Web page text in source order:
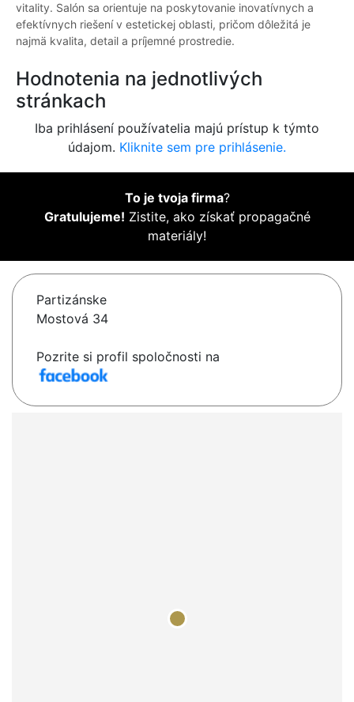
vitality. Salón sa orientuje na poskytovanie inovatívnych a
efektívnych riešení v estetickej oblasti, pričom dôležitá je
najmä kvalita, detail a príjemné prostredie.
Hodnotenia na jednotlivých
stránkach
Iba prihlásení používatelia majú prístup k týmto
údajom. Kliknite sem pre prihlásenie.
To je tvoja firma?
Gratulujeme! Zistite, ako získať propagačné
materiály!
Partizánske
Mostová 34
Pozrite si profil spoločnosti na